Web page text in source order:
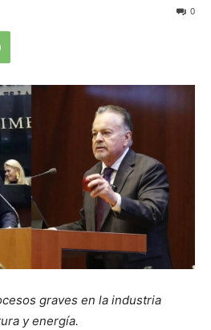
0
graves en la industria
y energía.